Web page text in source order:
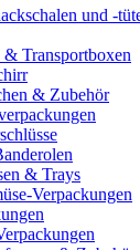
und -
& Transportboxen
& Zubehör
& Trays
Verpackungen